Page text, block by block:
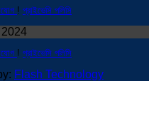
! প্রাইভেসি পলিসি
! প্রাইভেসি পলিসি
Flash Technology